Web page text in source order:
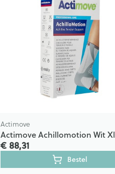
Actimove
Actimove Achillomotion Wit Xl
€ 88,31
Bestel